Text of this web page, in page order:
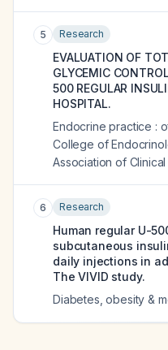
5 Research
EVALUATION OF
GLYCEMIC
500 REGULAR
HOSPITAL.
Endocrine practice :
College of
Association of
6 Research
Human regular U-
subcutaneous
daily injections in
The VIVID study.
Diabetes, obesity &